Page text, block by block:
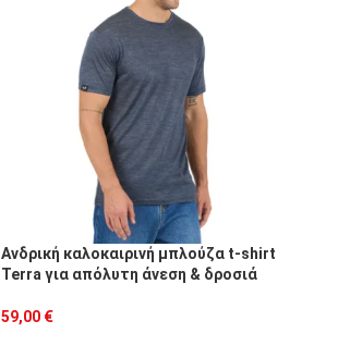
Ανδρική καλοκαιρινή μπλούζα t-shirt
Terra για απόλυτη άνεση & δροσιά
59,00 €